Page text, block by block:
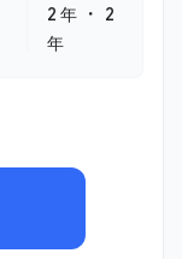
2 年 ・
2
年